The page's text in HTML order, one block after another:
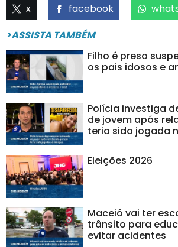
x facebook
>ASSISTA TAMBÉM
Filho é preso
os pais idosos e
Polícia investiga
de jovem após
teria sido jogada
Eleições 2026
Maceió vai ter
trânsito para
evitar acidentes